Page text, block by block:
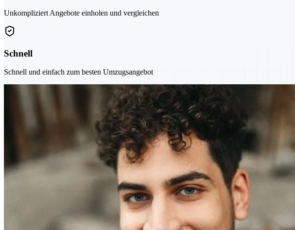
Unkompliziert Angebote einholen und vergleichen
Schnell
Schnell und einfach zum besten Umzugsangebot